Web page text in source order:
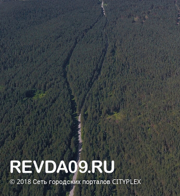
© 2018Сеть городских порталов CITYPLEX